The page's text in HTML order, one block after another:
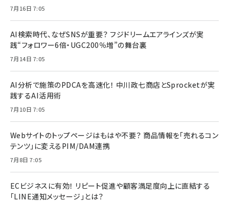
7月16日 7:05
AI検索時代、なぜSNSが重要？ フジドリームエアラインズが実
践“フォロワー6倍・UGC200％増”の舞台裏
7月14日 7:05
AI分析で施策のPDCAを高速化！ 中川政七商店とSprocketが実
践するAI活用術
7月10日 7:05
Webサイトのトップページはもはや不要？ 商品情報を「売れるコン
テンツ」に変えるPIM/DAM連携
7月8日 7:05
ECビジネスに有効！ リピート促進や顧客満足度向上に直結する
「LINE通知メッセージ」とは？